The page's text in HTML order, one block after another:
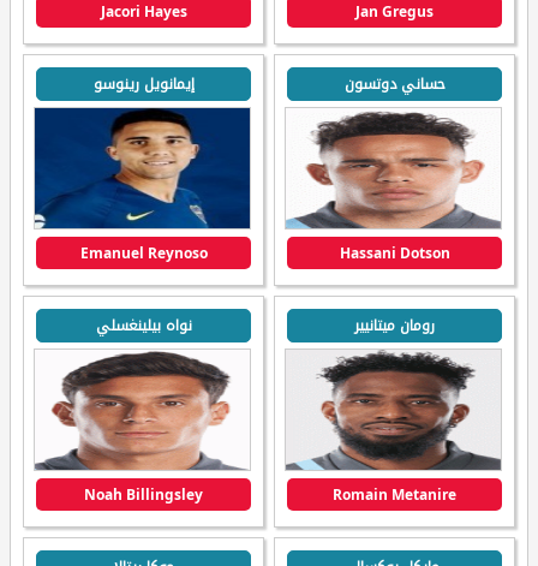
Jan Gregus
Jacori Hayes
حساني دوتسون
Hassani Dotson
إيمانويل رينوسو
Emanuel Reynoso
رومان ميتانيير
Romain Metanire
نواه بيلينغسلي
Noah Billingsley